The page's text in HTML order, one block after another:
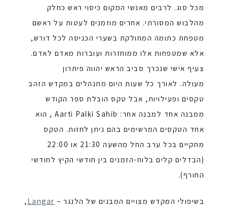
מכל סוג. לרבים מאנשי המקום כיסוי ראש כחלק
מהלבוש המסורתי. אחרים מוזמנים לעטות על ראשם
מטפחת כתומה המחולקת בשערי הכניסה לכל דורש,
אלא שמטפחות אלו ממוחזרות ועוברות מאדם לאדם.
צעיף אישי שנכרך סביב הראש יהווה פיתרון
מעולה. לאורך כל שעות היום מתנהלים במקדש הזהב
טקסים ופעילויות, אבל טקס הובלת ספר הקודש
ממבנה אחד למבנה אחר: Aarti Palki Sahib , הוא
אחד הטקסים המרשימים בהם ניתן לחזות. הטקס
מתקיים בכל ערב החל מהשעה 21:30 או 22:00
(הבדלים קלים בלוח-הזמנים בין חודשי הקיץ לחודשי
החורף).
בשיפולי המקדש מצויים המבנים של הלנגר – Langar
,